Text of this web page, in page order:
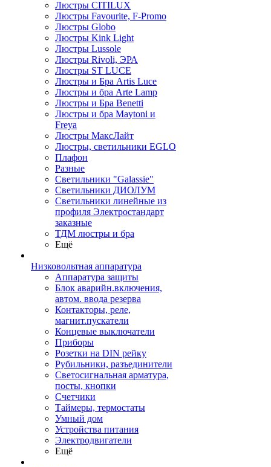
Люстры CITILUX
Люстры Favourite, F-Promo
Люстры Globo
Люстры Kink Light
Люстры Lussole
Люстры Rivoli, ЭРА
Люстры ST LUCE
Люстры и Бра Artis Luce
Люстры и бра Arte Lamp
Люстры и Бра Benetti
Люстры и бра Maytoni и
Freya
Люстры МаксЛайт
Люстры, светильники EGLO
Плафон
Разные
Светильники "Galassie"
Светильники ДИОЛУМ
Светильники линейные из
профиля Электростандарт
заказные
ТДМ люстры и бра
Ещё
Низковольтная аппаратура
Аппаратура защиты
Блок аварийн.включения,
автом. ввода резерва
Контакторы, реле,
магнит.пускатели
Концевые выключатели
Приборы
Розетки на DIN рейку
Рубильники, разъединители
Светосигнальная арматура,
посты, кнопки
Счетчики
Таймеры, термостаты
Умный дом
Устройства питания
Электродвигатели
Ещё